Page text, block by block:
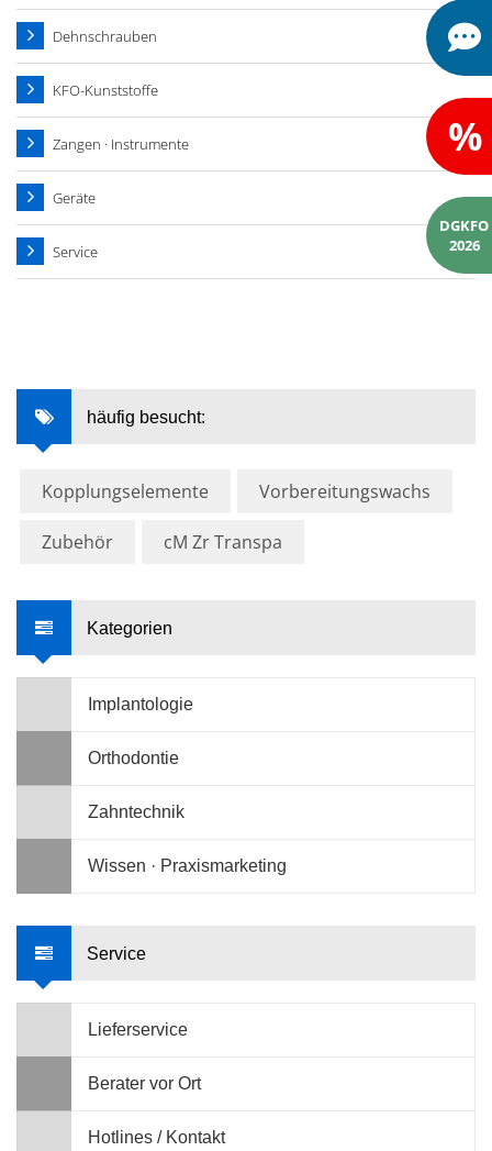
Dehnschrauben
KFO-Kunststoffe
Zangen · Instrumente
Geräte
Service
häufig besucht:
Kopplungselemente Vorbereitungswachs
Zubehör cM Zr Transpa
Kategorien
Implantologie
Orthodontie
Zahntechnik
Wissen · Praxismarketing
Service
Lieferservice
Berater vor Ort
Hotlines / Kontakt
%
DGKFO
2026